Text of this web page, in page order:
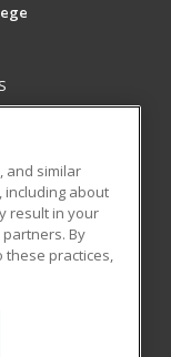
All rights
and similar
including about
result in your
By
these practices,